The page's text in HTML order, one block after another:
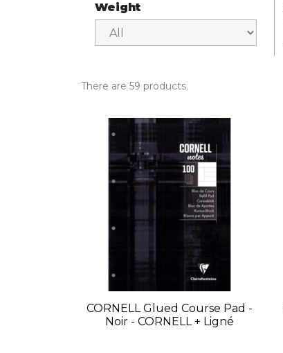
Weight
There are 59 products.
CORNELL Glued Course Pad -
Noir - CORNELL + Ligné